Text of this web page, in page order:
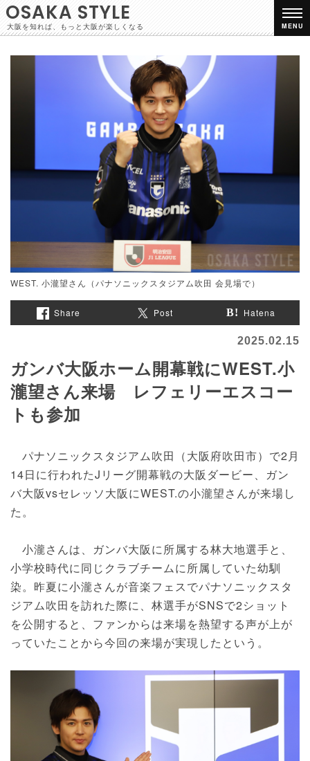
OSAKA STYLE
大阪を知れば、もっと大阪が楽しくなる MENU
WEST. 小瀧望さん（パナソニックスタジアム吹田 会見場で）
Share Post Hatena
2025.02.15
ガンバ大阪ホーム開幕戦にWEST.小
瀧望さん来場 レフェリーエスコー
トも参加
パナソニックスタジアム吹田（大阪府吹田市）で2月
14日に行われたJリーグ開幕戦の大阪ダービー、ガン
バ大阪vsセレッソ大阪にWEST.の小瀧望さんが来場し
た。
小瀧さんは、ガンバ大阪に所属する林大地選手と、
小学校時代に同じクラブチームに所属していた幼馴
染。昨夏に小瀧さんが音楽フェスでパナソニックスタ
ジアム吹田を訪れた際に、林選手がSNSで2ショット
を公開すると、ファンからは来場を熱望する声が上が
っていたことから今回の来場が実現したという。